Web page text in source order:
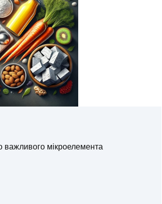
важливого мікроелемента